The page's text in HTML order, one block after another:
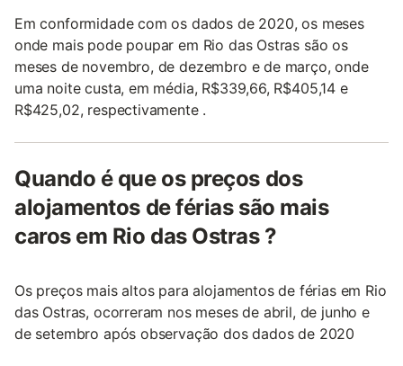
Em conformidade com os dados de 2020, os meses
onde mais pode poupar em Rio das Ostras são os
meses de novembro, de dezembro e de março, onde
uma noite custa, em média, R$339,66, R$405,14 e
R$425,02, respectivamente .
Quando é que os preços dos
alojamentos de férias são mais
caros em Rio das Ostras ?
Os preços mais altos para alojamentos de férias em Rio
das Ostras, ocorreram nos meses de abril, de junho e
de setembro após observação dos dados de 2020